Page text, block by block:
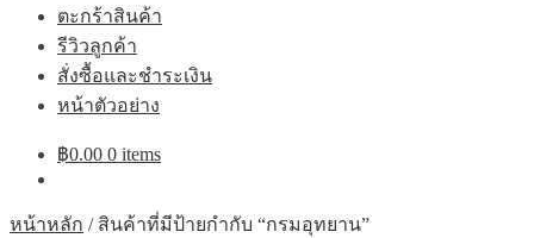
ตะกร้าสินค้า
รีวิวลูกค้า
สั่งซื้อและชำระเงิน
หน้าตัวอย่าง
฿0.00 0 items
หน้าหลัก / สินค้าที่มีป้ายกำกับ “กรมอุทยาน”